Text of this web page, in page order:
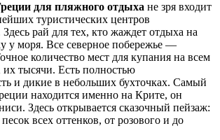
для пляжного отдыха не зря входит
туристических центров
рай для тех, кто жаждет отдыха на
у моря. Все северное побережье —
количество мест для купания на всем
их тысячи. Есть полностью
и дикие в небольших бухточках. Самый
находится именно на Крите, он
Здесь открывается сказочный пейзаж:
всех оттенков, от розового и до